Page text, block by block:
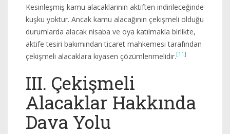
Kesinleşmiş kamu alacaklarının aktiften indirileceğinde
kuşku yoktur. Ancak kamu alacağının çekişmeli olduğu
durumlarda alacak nisaba ve oya katılmakla birlikte,
aktife tesiri bakımından ticaret mahkemesi tarafından
çekişmeli alacaklara kıyasen çözümlenmelidir.[11]
III. Çekişmeli
Alacaklar Hakkında
Dava Yolu